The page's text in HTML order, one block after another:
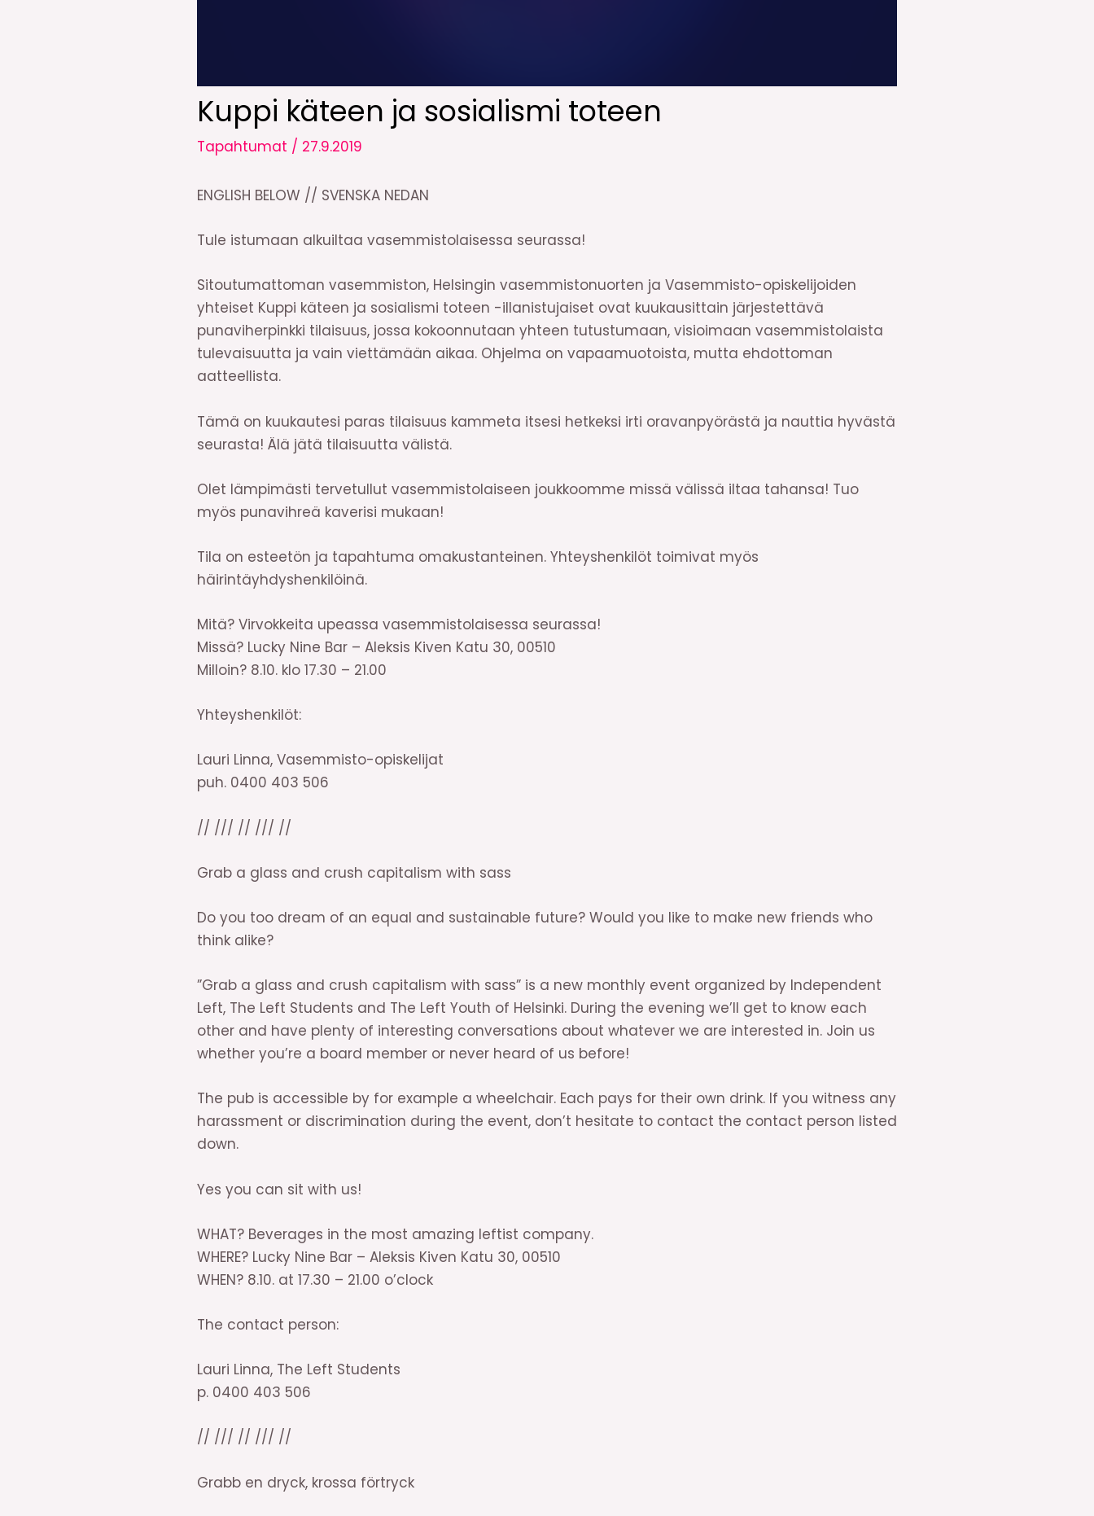
Kuppi käteen ja sosialismi toteen
Tapahtumat / 27.9.2019
ENGLISH BELOW // SVENSKA NEDAN
Tule istumaan alkuiltaa vasemmistolaisessa seurassa!
Sitoutumattoman vasemmiston, Helsingin vasemmistonuorten ja Vasemmisto-opiskelijoiden
yhteiset Kuppi käteen ja sosialismi toteen -illanistujaiset ovat kuukausittain järjestettävä
punaviherpinkki tilaisuus, jossa kokoonnutaan yhteen tutustumaan, visioimaan vasemmistolaista
tulevaisuutta ja vain viettämään aikaa. Ohjelma on vapaamuotoista, mutta ehdottoman
aatteellista.
Tämä on kuukautesi paras tilaisuus kammeta itsesi hetkeksi irti oravanpyörästä ja nauttia hyvästä
seurasta! Älä jätä tilaisuutta välistä.
Olet lämpimästi tervetullut vasemmistolaiseen joukkoomme missä välissä iltaa tahansa! Tuo
myös punavihreä kaverisi mukaan!
Tila on esteetön ja tapahtuma omakustanteinen. Yhteyshenkilöt toimivat myös
häirintäyhdyshenkilöinä.
Mitä? Virvokkeita upeassa vasemmistolaisessa seurassa!
Missä? Lucky Nine Bar – Aleksis Kiven Katu 30, 00510
Milloin? 8.10. klo 17.30 – 21.00
Yhteyshenkilöt:
Lauri Linna, Vasemmisto-opiskelijat
puh. 0400 403 506
// /// // /// //
Grab a glass and crush capitalism with sass
Do you too dream of an equal and sustainable future? Would you like to make new friends who
think alike?
”Grab a glass and crush capitalism with sass” is a new monthly event organized by Independent
Left, The Left Students and The Left Youth of Helsinki. During the evening we’ll get to know each
other and have plenty of interesting conversations about whatever we are interested in. Join us
whether you’re a board member or never heard of us before!
The pub is accessible by for example a wheelchair. Each pays for their own drink. If you witness any
harassment or discrimination during the event, don’t hesitate to contact the contact person listed
down.
Yes you can sit with us!
WHAT? Beverages in the most amazing leftist company.
WHERE? Lucky Nine Bar – Aleksis Kiven Katu 30, 00510
WHEN? 8.10. at 17.30 – 21.00 o’clock
The contact person:
Lauri Linna, The Left Students
p. 0400 403 506
// /// // /// //
Grabb en dryck, krossa förtryck